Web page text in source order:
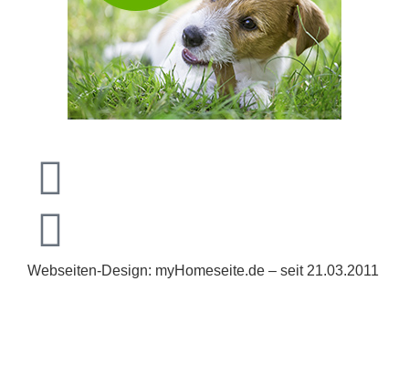
Webseiten-Design: myHomeseite.de – seit 21.03.2011